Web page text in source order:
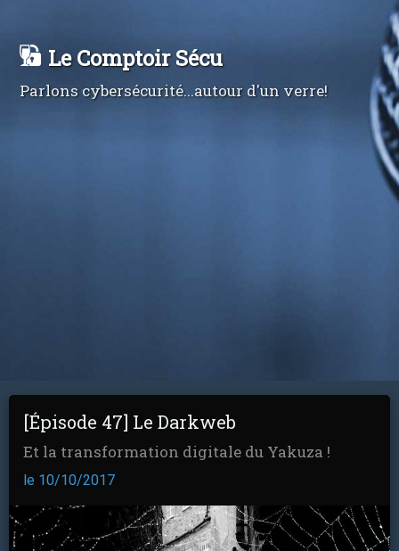
Le Comptoir Sécu
Parlons cybersécurité...autour d'un verre!
[Épisode 47] Le Darkweb
Et la transformation digitale du Yakuza !
le 10/10/2017